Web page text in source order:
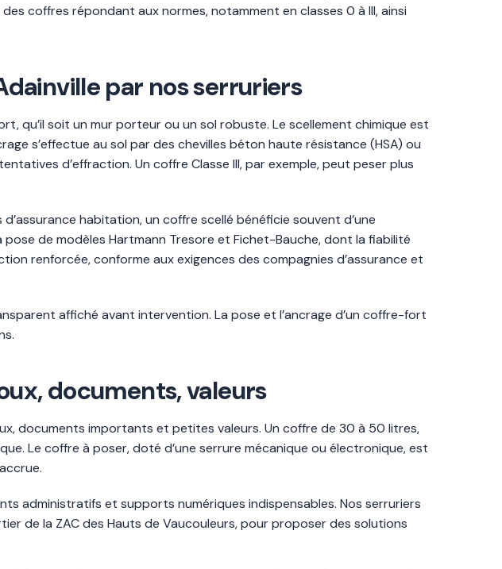
coffres répondant aux normes, notamment en classes 0 à III, ainsi
par nos serruriers
qu’il soit un mur porteur ou un sol robuste. Le scellement chimique est
s’effectue au sol par des chevilles béton haute résistance (HSA) ou
d’effraction. Un coffre Classe III, par exemple, peut peser plus
habitation, un coffre scellé bénéficie souvent d’une
de modèles Hartmann Tresore et Fichet-Bauche, dont la fiabilité
renforcée, conforme aux exigences des compagnies d’assurance et
affiché avant intervention. La pose et l’ancrage d’un coffre-fort
documents, valeurs
documents importants et petites valeurs. Un coffre de 30 à 50 litres,
Le coffre à poser, doté d’une serrure mécanique ou électronique, est
administratifs et supports numériques indispensables. Nos serruriers
de la ZAC des Hauts de Vaucouleurs, pour proposer des solutions